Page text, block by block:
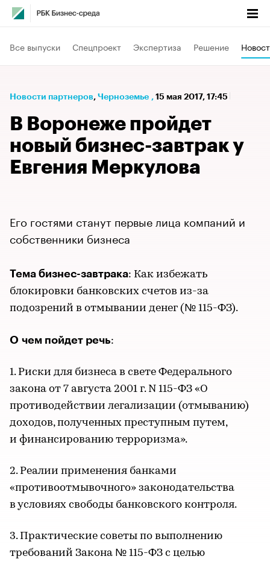
Все выпуски Спецпроект Экспертиза Решение
Новости партнеров⁠, Черноземье , 15 мая 2017, 17:45
В Воронеже пройдет
новый бизнес-завтрак у
Евгения Меркулова
Его гостями станут первые лица компаний и
собственники бизнеса
Тема бизнес-завтрака: Как избежать
блокировки банковских счетов из-за
подозрений в отмывании денег (№ 115-ФЗ).
О чем пойдет речь:
1. Риски для бизнеса в свете Федерального
закона от 7 августа 2001 г. N 115-ФЗ «О
противодействии легализации (отмыванию)
доходов, полученных преступным путем,
и финансированию терроризма».
2. Реалии применения банками
«противоотмывочного» законодательства
в условиях свободы банковского контроля.
3. Практические советы по выполнению
требований Закона № 115-ФЗ с целью